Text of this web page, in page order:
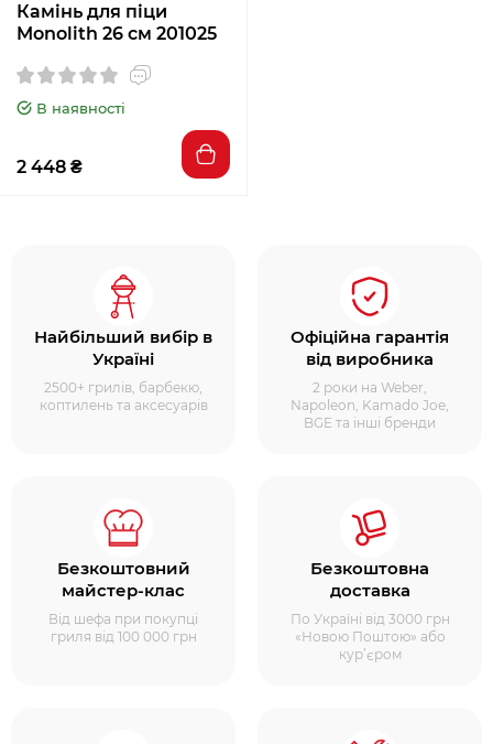
Камінь для піци
Monolith 26 см 201025
В наявності
2 448 ₴
Найбільший вибір в
Україні
2500+ грилів, барбекю,
коптилень та аксесуарів
Офіційна гарантія
від виробника
2 роки на Weber,
Napoleon, Kamado Joe,
BGE та інші бренди
Безкоштовний
майстер-клас
Від шефа при покупці
гриля від 100 000 грн
Безкоштовна
доставка
По Україні від 3000 грн
«Новою Поштою» або
кур’єром